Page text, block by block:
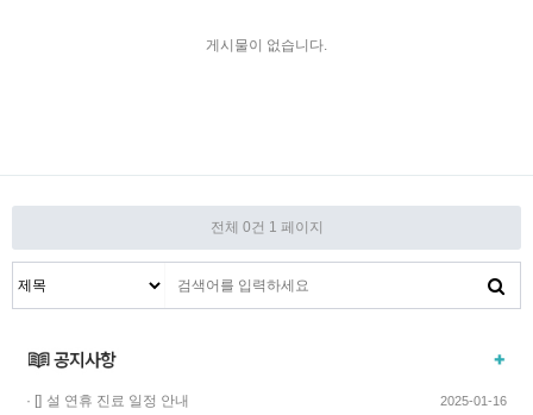
게시물이 없습니다.
전체 0건 1 페이지
· [] 설 연휴 진료 일정 안내 2025-01-16